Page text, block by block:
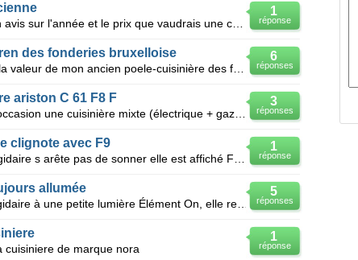
1
réponse
Bonjour, je voudrais avoir un avis sur l'année et le prix que vaudrais une cuisiniere bois charbo
6
réponses
des fonderies bruxelloise
Bonjour, j'aimerai connaitre la valeur de mon ancien poele-cuisinière des fonderies Bruxelloises HAR
3
réponses
ariston C 61 F8 F
Voilà, nous avons acheté d'occasion une cuisinière mixte (électrique + gaz) il y a environ 1 an, nou
1
réponse
clignote avec F9
5
réponses
allumée
Ma cuisinière de marque frigidaire à une petite lumière Élément On, elle reste toujours allumé, même
1
réponse
cuisiniere de marque nora